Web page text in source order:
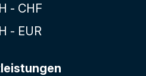
- CHF
- EUR